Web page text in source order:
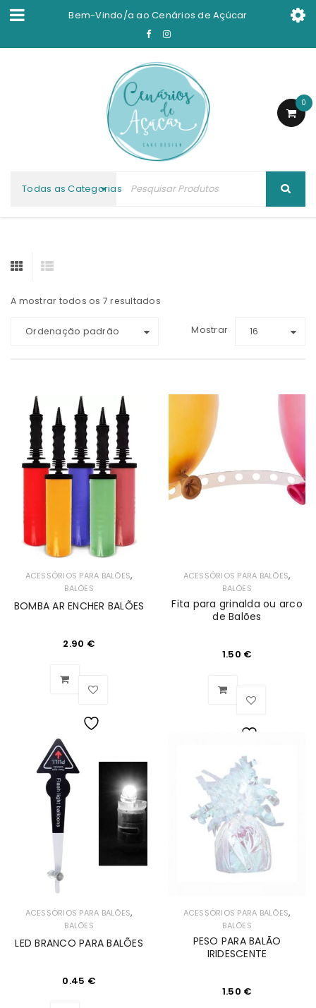
Bem-Vindo/a ao Cenários de Açúcar
0
Todas as Categorias
A mostrar todos os 7 resultados
Ordenação padrão Mostrar 16
ACESSÓRIOS PARA BALÕES,
BALÕES
BOMBA AR ENCHER BALÕES
2.90 €
Desejos
ACESSÓRIOS PARA BALÕES,
BALÕES
Fita para grinalda ou arco
de Balões
1.50 €
Lista
de
Desejos
ACESSÓRIOS PARA BALÕES,
BALÕES
LED BRANCO PARA BALÕES
0.45 €
ACESSÓRIOS PARA BALÕES,
BALÕES
PESO PARA BALÃO
IRIDESCENTE
1.50 €